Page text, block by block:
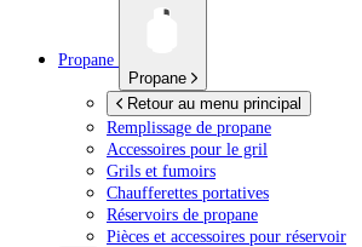
Propane
Propane
Retour au menu principal
Remplissage de propane
Accessoires pour le gril
Grils et fumoirs
Chaufferettes portatives
Réservoirs de propane
Pièces et accessoires pour réservoir